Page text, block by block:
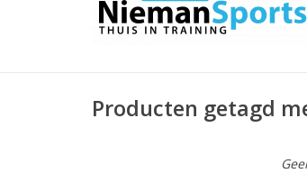
Producten getagd